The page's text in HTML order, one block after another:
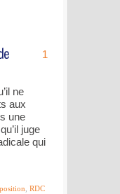
1
ne
aux
une
juge
qui
RDC